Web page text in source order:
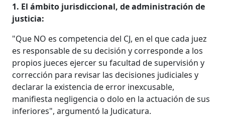
1. El ámbito jurisdiccional, de administración de
justicia:
"Que NO es competencia del CJ, en el que cada juez
es responsable de su decisión y corresponde a los
propios jueces ejercer su facultad de supervisión y
corrección para revisar las decisiones judiciales y
declarar la existencia de error inexcusable,
manifiesta negligencia o dolo en la actuación de sus
inferiores", argumentó la Judicatura.